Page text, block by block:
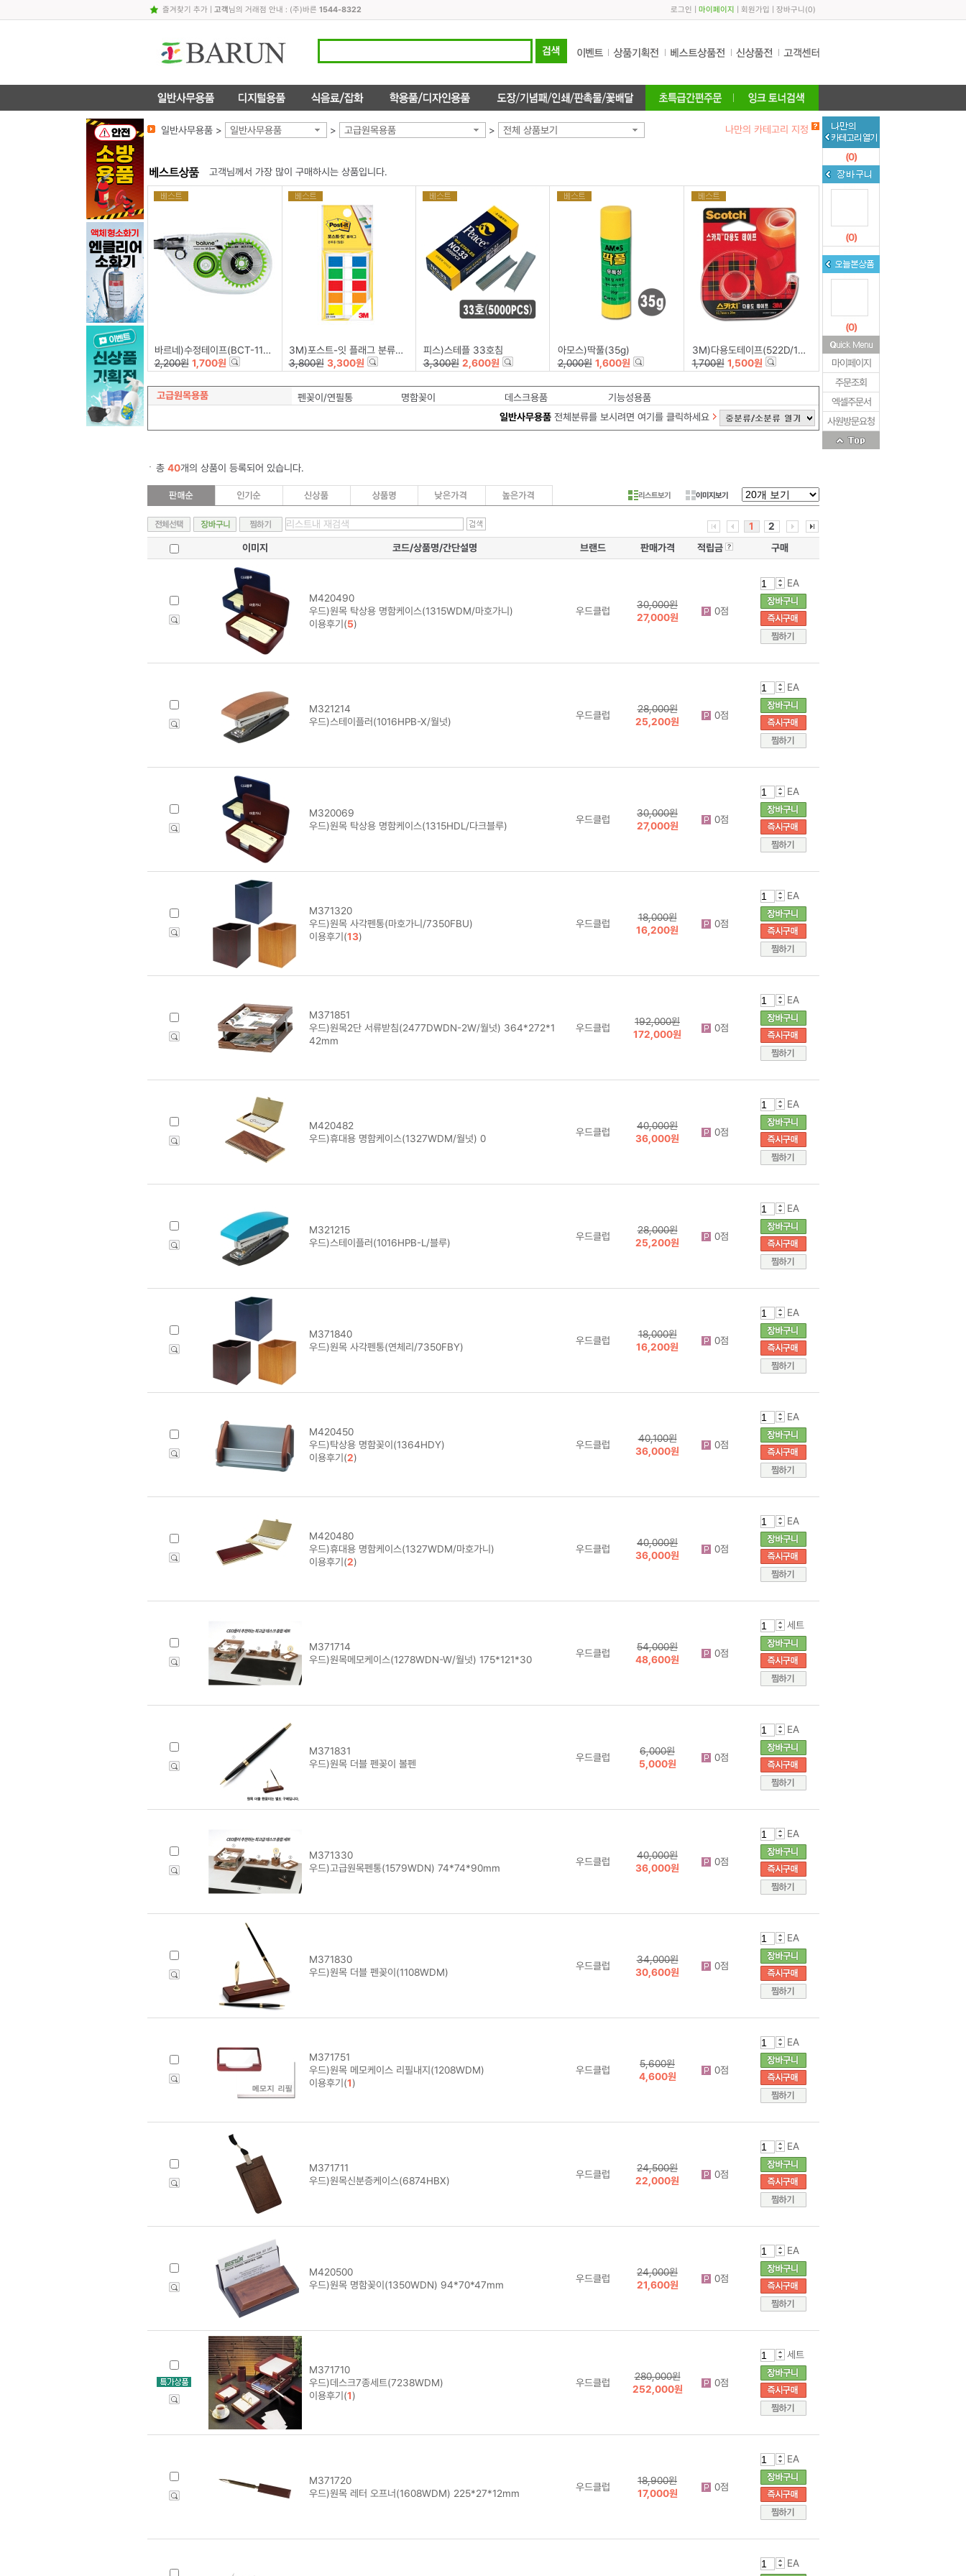
즐겨찾기 추가| 고객님의 거래점 안내 : (주)바른 1544-8322 로그인 마이페이지 회원가입 장바구니 (0)
일반사무용품 > 일반사무용품 > 고급원목용품 > 전체 상품보기 나만의 카테고리 지정
고객님께서 가장 많이 구매하시는 상품입니다.
바르네)수정테이프(BCT-1158)
2,200원 1,700원
3M)포스트-잇 플래그 분류용(필름/683-5KP/44*12mm)
3,800원 3,300원
피스)스테플 33호침
3,300원 2,600원
아모스)딱풀(35g)
2,000원 1,600원
3M)다용도테이프(522D/12mm*20m)
1,700원 1,500원
고급원목용품 펜꽂이/연필통 명함꽂이 데스크용품
기능성용품
일반사무용품전체분류를 보시려면 여기를 클릭하세요
총 40개의 상품이 등록되어 있습니다.
리스트보기 이미지보기
1
2
이미지
코드/상품명/간단설명 브랜드 판매가격 적립금 구매
M420490
우드)원목 탁상용 명함케이스(1315WDM/마호가니)
이용후기(5)
우드클럽
30,000원
27,000원
0점
EA
M321214
우드)스테이플러(1016HPB-X/월넛)
우드클럽
28,000원
25,200원
0점
EA
M320069
우드)원목 탁상용 명함케이스(1315HDL/다크블루)
우드클럽
30,000원
27,000원
0점
EA
M371320
우드)원목 사각펜통(마호가니/7350FBU)
이용후기(13)
우드클럽
18,000원
16,200원
0점
EA
M371851
우드)원목2단 서류받침(2477DWDN-2W/월넛) 364*272*1
42mm
우드클럽
192,000원
172,000원
0점
EA
M420482
우드)휴대용 명함케이스(1327WDM/월넛) 0
우드클럽
40,000원
36,000원
0점
EA
M321215
우드)스테이플러(1016HPB-L/블루)
우드클럽
28,000원
25,200원
0점
EA
M371840
우드)원목 사각펜통(연체리/7350FBY)
우드클럽
18,000원
16,200원
0점
EA
M420450
우드)탁상용 명함꽂이(1364HDY)
이용후기(2)
우드클럽
40,100원
36,000원
0점
EA
M420480
우드)휴대용 명함케이스(1327WDM/마호가니)
이용후기(2)
우드클럽
40,000원
36,000원
0점
EA
M371714
우드)원목메모케이스(1278WDN-W/월넛) 175*121*30
우드클럽
54,000원
48,600원
0점
세트
M371831
우드)원목 더블 펜꽂이 볼펜
우드클럽
6,000원
5,000원
0점
EA
M371330
우드)고급원목펜통(1579WDN) 74*74*90mm
우드클럽
40,000원
36,000원
0점
EA
M371830
우드)원목 더블 펜꽂이(1108WDM)
우드클럽
34,000원
30,600원
0점
EA
M371751
우드)원목 메모케이스 리필내지(1208WDM)
이용후기(1)
우드클럽
5,600원
4,600원
0점
EA
M371711
우드)원목신분증케이스(6874HBX)
우드클럽
24,500원
22,000원
0점
EA
M420500
우드)원목 명함꽂이(1350WDN) 94*70*47mm
우드클럽
24,000원
21,600원
0점
EA
M371710
우드)데스크7종세트(7238WDM)
이용후기(1)
우드클럽
280,000원
252,000원
0점
세트
M371720
우드)원목 레터 오프너(1608WDM) 225*27*12mm
우드클럽
18,900원
17,000원
0점
EA
EA
(0)
(0)
(0)
마이페이지
주문조회
엑셀주문서
사원방문요청